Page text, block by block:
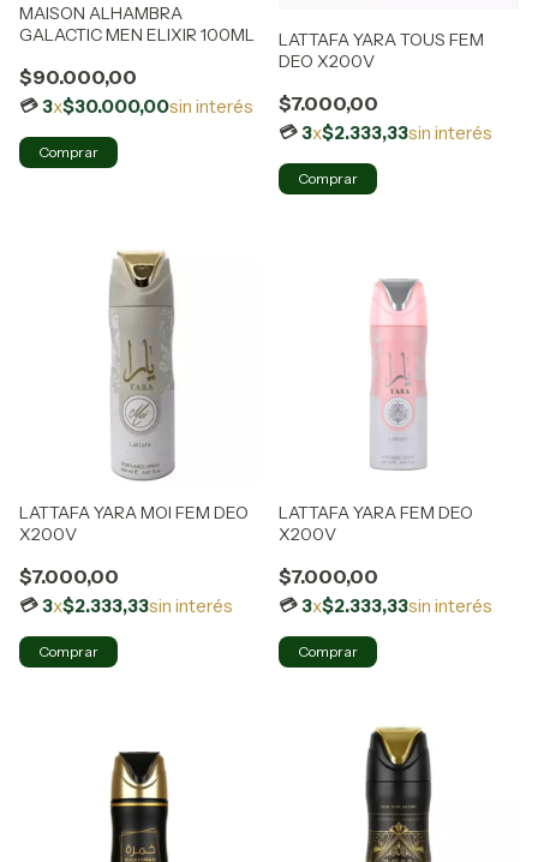
MAISON ALHAMBRA
GALACTIC MEN ELIXIR 100ML
$90.000,00
3x$30.000,00sin interés
LATTAFA YARA TOUS FEM
DEO X200V
$7.000,00
3x$2.333,33sin interés
LATTAFA YARA MOI FEM DEO
X200V
$7.000,00
3x$2.333,33sin interés
LATTAFA YARA FEM DEO
X200V
$7.000,00
3x$2.333,33sin interés